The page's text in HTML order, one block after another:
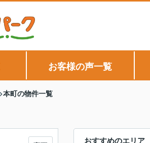
お客様の声一覧
本町の物件一覧
おすすめのエリア